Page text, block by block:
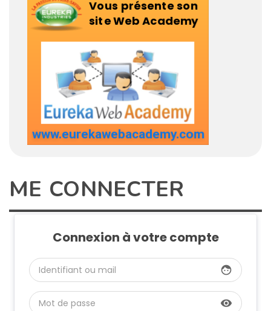
ME CONNECTER
Connexion à votre compte
face
visibility